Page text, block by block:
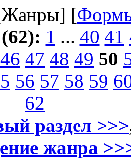
[
1 ... 40 41
46 47 48 49 50
56 57 58 59
62
раздел >>>
жанра